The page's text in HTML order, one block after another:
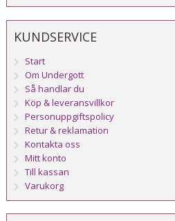
KUNDSERVICE
Start
Om Undergott
Så handlar du
Köp & leveransvillkor
Personuppgiftspolicy
Retur & reklamation
Kontakta oss
Mitt konto
Till kassan
Varukorg